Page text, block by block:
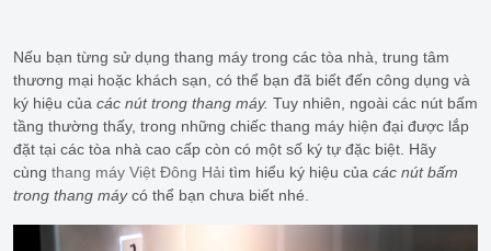
Nếu bạn từng sử dụng thang máy trong các tòa nhà, trung tâm
thương mại hoặc khách sạn, có thể bạn đã biết đến công dụng và
ký hiệu của các nút trong thang máy. Tuy nhiên, ngoài các nút bấm
tầng thường thấy, trong những chiếc thang máy hiện đại được lắp
đặt tại các tòa nhà cao cấp còn có một số ký tự đặc biệt. Hãy
cùng thang máy Việt Đông Hải tìm hiểu ký hiệu của các nút bấm
trong thang máycó thể bạn chưa biết nhé.